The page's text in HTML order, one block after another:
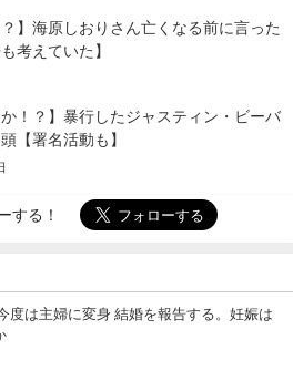
？】海原しおりさん亡くなる前に言った
考えていた】
か！？】暴行したジャスティン・ビーバ
【署名活動も】
する！
度は主婦に変身 結婚を報告する。妊娠は